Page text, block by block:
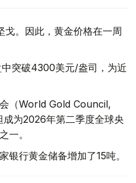
。因此，黄金价格在一周
突破4300美元/盎司，为近
会（World Gold Council,
为2026年第二季度全球央
一。
银行黄金储备增加了15吨。